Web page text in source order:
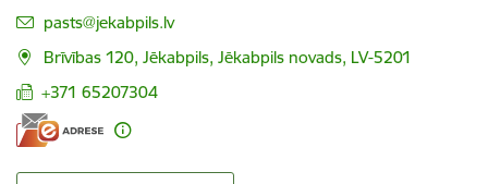
E-pasts:
pasts@jekabpils.lv
Brīvības 120, Jēkabpils, Jēkabpils novads, LV-5201
+371 65207304